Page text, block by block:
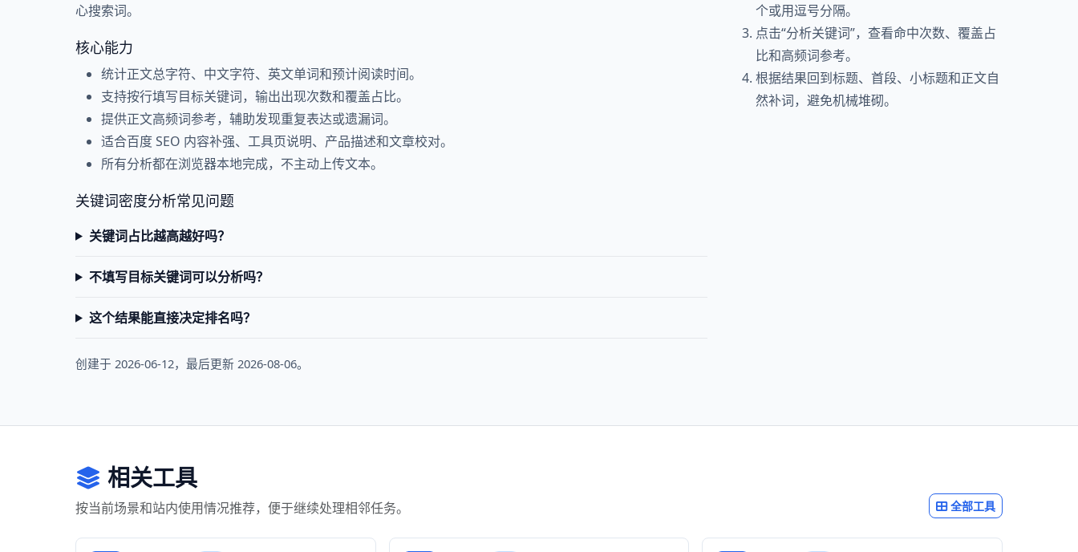
心搜索词。
核心能力
统计正文总字符、中文字符、英文单词和预计阅读时间。
支持按行填写目标关键词，输出出现次数和覆盖占比。
提供正文高频词参考，辅助发现重复表达或遗漏词。
适合百度 SEO 内容补强、工具页说明、产品描述和文章校对。
所有分析都在浏览器本地完成，不主动上传文本。
关键词密度分析常见问题
关键词占比越高越好吗？
不填写目标关键词可以分析吗？
这个结果能直接决定排名吗？
创建于 2026-06-12，最后更新 2026-08-06。
个或用逗号分隔。
点击“分析关键词”，查看命中次数、覆盖占
比和高频词参考。
根据结果回到标题、首段、小标题和正文自
然补词，避免机械堆砌。
相关工具
按当前场景和站内使用情况推荐，便于继续处理相邻任务。 全部工具